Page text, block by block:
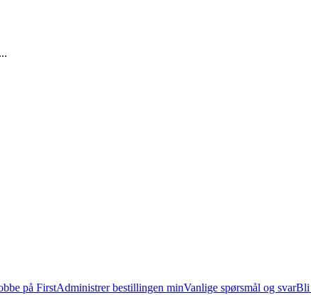
på FirstAdministrer bestillingen minVanlige spørsmål og svarBli